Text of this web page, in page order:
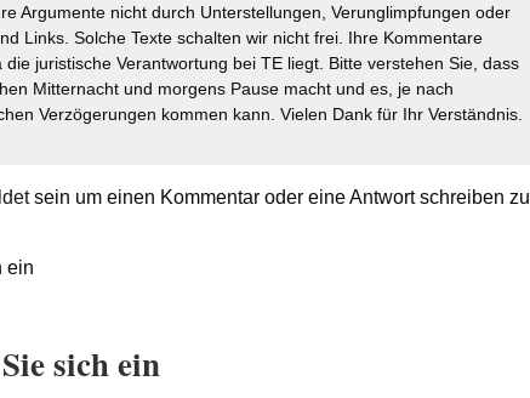
Argumente nicht durch Unterstellungen, Verunglimpfungen oder
Links. Solche Texte schalten wir nicht frei. Ihre Kommentare
juristische Verantwortung bei TE liegt. Bitte verstehen Sie, dass
Mitternacht und morgens Pause macht und es, je nach
Verzögerungen kommen kann. Vielen Dank für Ihr Verständnis.
sein um einen Kommentar oder eine Antwort schreiben zu
ein
sich ein